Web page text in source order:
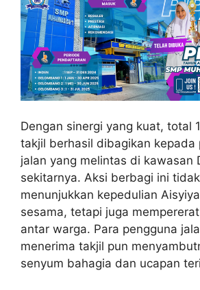
Dengan sinergi yang kuat, total
takjil berhasil dibagikan kepada
jalan yang melintas di kawasan
sekitarnya. Aksi berbagi ini
menunjukkan kepedulian
sesama, tetapi juga
antar warga. Para pengguna
menerima takjil pun
senyum bahagia dan ucapan